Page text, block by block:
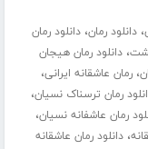
،دانلود رمان،دانلود رمان
،دانلود رمان هیجان
،رمان عاشقانه ایرانی،
رمان ترسناک نسیان،
رمان عاشفانه نسیان،
،دانلود رمان عاشقانه